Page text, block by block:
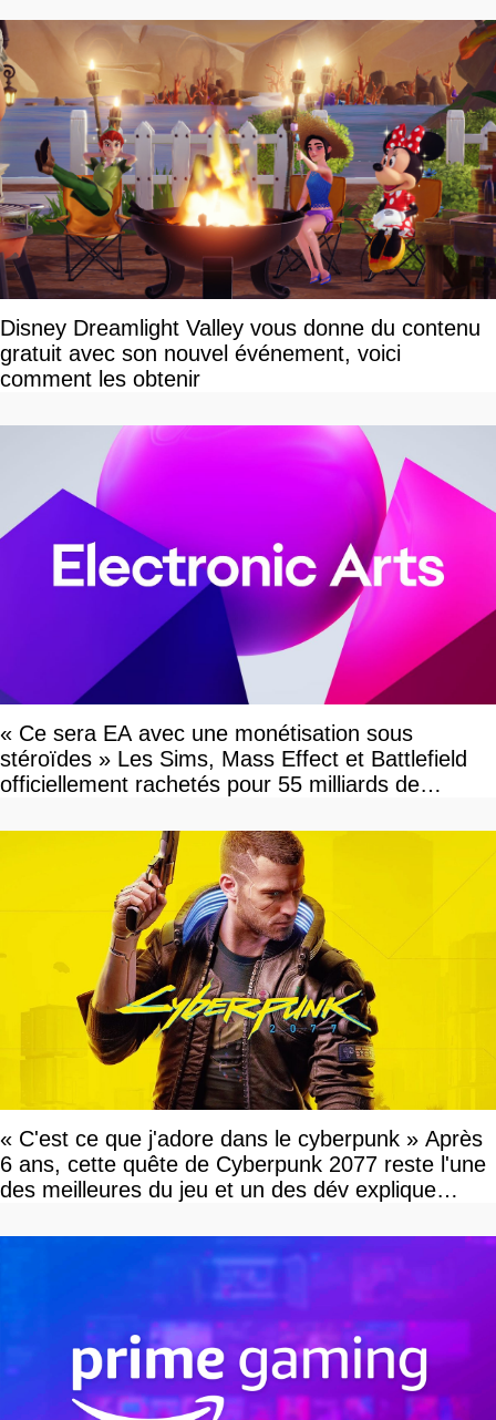
Disney Dreamlight Valley vous donne du contenu
gratuit avec son nouvel événement, voici
comment les obtenir
« Ce sera EA avec une monétisation sous
stéroïdes » Les Sims, Mass Effect et Battlefield
officiellement rachetés pour 55 milliards de
« C'est ce que j'adore dans le cyberpunk » Après
6 ans, cette quête de Cyberpunk 2077 reste l'une
des meilleures du jeu et un des dév explique